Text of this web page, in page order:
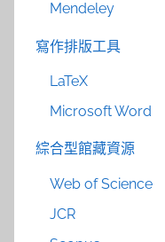
Mendeley
寫作排版工具
LaTeX
Microsoft Word
綜合型館藏資源
Web of Science
JCR